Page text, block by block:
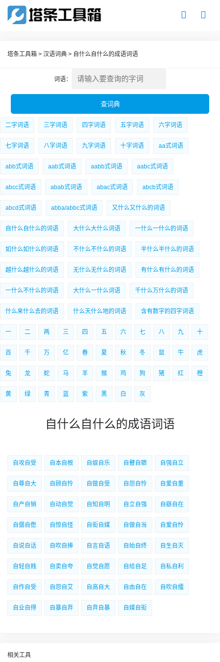
塔条工具箱 > 汉语词典 > 自什么自什么的成语词语
词语：
二字词语 三字词语 四字词语 五字词语 六字词语
七字词语 八字词语 九字词语 十字词语 aa式词语
abb式词语 aab式词语 aabb式词语 aabc式词语
abcc式词语 abab式词语 abac式词语 abcb式词语
abcd式词语 abba/abbc式词语 又什么又什么的词语
自什么自什么的词语 大什么大什么词语 一什么一什么的词语
如什么如什么的词语 不什么不什么的词语 半什么半什么的词语
越什么越什么的词语 无什么无什么的词语 有什么有什么的词语
一什么不什么的词语 大什么一什么词语 千什么万什么的词语
什么来什么去的词语 什么天什么地的词语 含有数字的四字词语
一 二 两 三 四 五 六 七 八 九 十
百 千 万 亿 春 夏 秋 冬 鼠 牛 虎
兔 龙 蛇 马 羊 猴 鸡 狗 猪 红 橙
黄 绿 青 蓝 紫 黑 白 灰
自什么自什么的成语词语
自攻自受 自本自根 自娱自乐 自瞽自聩 自强自立
自尊自大 自顾自怜 自做自受 自怨自怜 自爱自重
自产自销 自动自觉 自知自明 自立自强 自繇自在
自僝自僽 自惊自怪 自衒自媒 自做自当 自爱自怜
自说自话 自吹自捧 自言自语 自始自终 自生自灭
自轻自贱 自卖自夸 自觉自愿 自给自足 自私自利
自作自受 自怨自艾 自高自大 自由自在 自吹自擂
自业自得 自暴自弃 自弃自暴 自媒自衒
相关工具